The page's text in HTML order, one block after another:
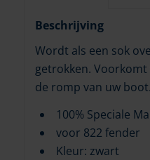
Beschrijving
Wordt als een sok
getrokken. Voorkomt
de romp van uw boot.
100% Speciale
voor 822 fender
Kleur: zwart